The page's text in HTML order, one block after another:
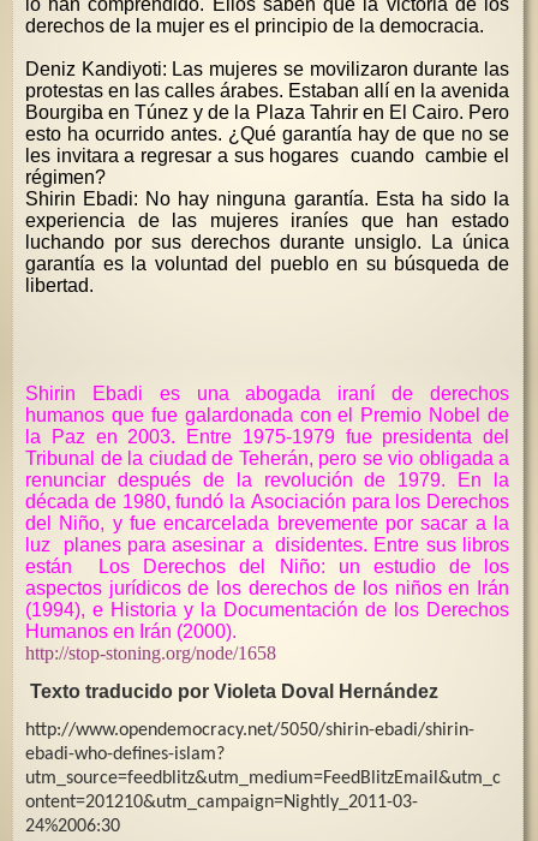
lo han comprendido. Ellos saben que la victoria de los
derechos de la mujer es el principio de la democracia.
Deniz Kandiyoti: Las mujeres se movilizaron durante las
protestas en las calles árabes. Estaban allí en la avenida
Bourgiba en Túnez y de la Plaza Tahrir en El Cairo. Pero
esto ha ocurrido antes. ¿Qué garantía hay de que no se
les invitara a regresar a sus hogares cuando cambie el
régimen?
Shirin Ebadi: No hay ninguna garantía. Esta ha sido la
experiencia de las mujeres iraníes que han estado
luchando por sus derechos durante unsiglo. La única
garantía es la voluntad del pueblo en su búsqueda de
libertad.
Shirin Ebadi es una abogada iraní de derechos
humanos que fue galardonada con el Premio Nobel de
la Paz en 2003. Entre 1975-1979 fue presidenta del
Tribunal de la ciudad de Teherán, pero se vio obligada a
renunciar después de la revolución de 1979. En la
década de 1980, fundó la Asociación para los Derechos
del Niño, y fue encarcelada brevemente por sacar a la
luz planes para asesinar a disidentes. Entre sus libros
están Los Derechos del Niño: un estudio de los
aspectos jurídicos de los derechos de los niños en Irán
(1994), e Historia y la Documentación de los Derechos
Humanos en Irán (2000).
http://stop-stoning.org/node/1658
Texto traducido por Violeta Doval Hernández
http://www.opendemocracy.net/5050/shirin-ebadi/shirin-
ebadi-who-defines-islam?
utm_source=feedblitz&utm_medium=FeedBlitzEmail&utm_c
ontent=201210&utm_campaign=Nightly_2011-03-
24%2006:30